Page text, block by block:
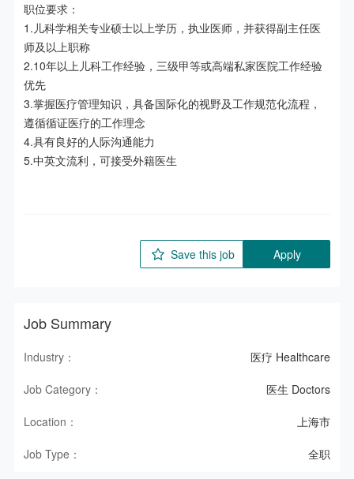
职位要求：
1.儿科学相关专业硕士以上学历，执业医师，并获得副主任医
师及以上职称
2.10年以上儿科工作经验，三级甲等或高端私家医院工作经验
优先
3.掌握医疗管理知识，具备国际化的视野及工作规范化流程，
遵循循证医疗的工作理念
4.具有良好的人际沟通能力
5.中英文流利，可接受外籍医生
Save this job Apply
Job Summary
Industry： 医疗 Healthcare
Job Category： 医生 Doctors
Location： 上海市
Job Type： 全职